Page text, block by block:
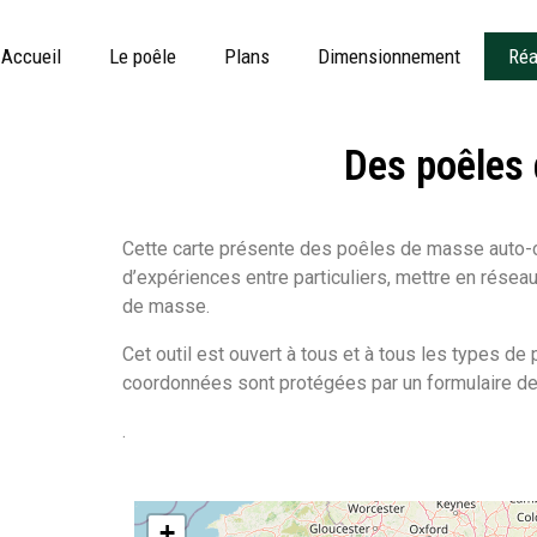
Accueil Le poêle Plans Dimensionnement
Des
Cette carte présente des poêles de masse
d’expériences entre particuliers, mettre en
de masse.
Cet outil est ouvert à tous et à tous les types
coordonnées sont protégées par un formulaire
.